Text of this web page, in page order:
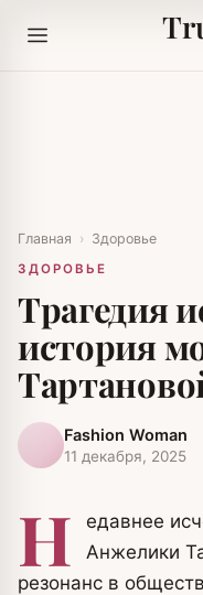
Главная › Здоровье
ЗДОРОВЬЕ
Трагедия
история
Fashion Woman
11 декабря, 2025
Н
едавнее
Анжелики
резонанс в